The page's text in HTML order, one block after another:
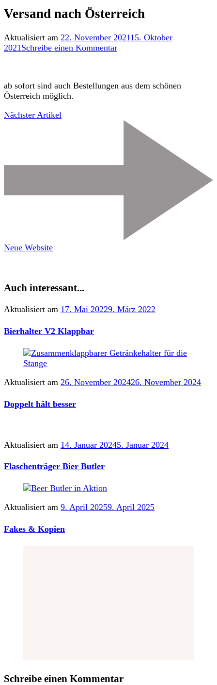
Versand nach Österreich
Aktualisiert am 22. November 202115. Oktober
2021 Schreibe einen Kommentarzu
ab sofort sind auch Bestellungen aus dem schönen
Österreich möglich.
Nächster Artikel
Neue Website
Auch interessant...
Aktualisiert am 17. Mai 20229. März 2022
Bierhalter V2 Klappbar
Aktualisiert am 26. November 202426. November 2024
Doppelt hält besser
Aktualisiert am 14. Januar 20245. Januar 2024
Flaschenträger Bier Butler
Aktualisiert am 9. April 20259. April 2025
Fakes & Kopien
Schreibe einen Kommentar